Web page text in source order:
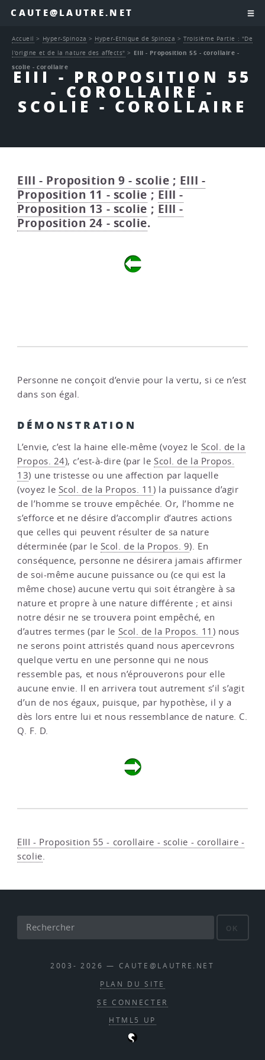
CAUTE@LAUTRE.NET
EIII - PROPOSITION 55
- COROLLAIRE -
SCOLIE - COROLLAIRE
Accueil > Hyper-Spinoza > Hyper-Ethique de Spinoza >Troisième Partie : "De
l’origine et de la nature des affects" > EIII - Proposition 55 - corollaire -
scolie - corollaire
EIII - Proposition 9 - scolie ; EIII -
Proposition 11 - scolie ; EIII -
Proposition 13 - scolie ; EIII -
Proposition 24 - scolie.
Personne ne conçoit d’envie pour la vertu, si ce n’est
dans son égal.
DÉMONSTRATION
L’envie, c’est la haine elle-même (voyez le Scol. de la
Propos. 24), c’est-à-dire (par le Scol. de la Propos.
13) une tristesse ou une affection par laquelle
(voyez le Scol. de la Propos. 11 ) la puissance d’agir
de l’homme se trouve empêchée. Or, l’homme ne
s’efforce et ne désire d’accomplir d’autres actions
que celles qui peuvent résulter de sa nature
déterminée (par le Scol. de la Propos. 9). En
conséquence, personne ne désirera jamais affirmer
de soi-même aucune puissance ou (ce qui est la
même chose) aucune vertu qui soit étrangère à sa
nature et propre à une nature différente ; et ainsi
notre désir ne se trouvera point empêché, en
d’autres termes (par le Scol. de la Propos. 11 ) nous
ne serons point attristés quand nous apercevrons
quelque vertu en une personne qui ne nous
ressemble pas, et nous n’éprouverons pour elle
aucune envie. Il en arrivera tout autrement s’il s’agit
d’un de nos égaux, puisque, par hypothèse, il y a
dès lors entre lui et nous ressemblance de nature. C.
Q. F. D.
EIII - Proposition 55 - corollaire - scolie - corollaire -
scolie
OK
2003- 2026 — CAUTE@LAUTRE.NET
PLAN DU SITE
SE CONNECTER
HTML5 UP